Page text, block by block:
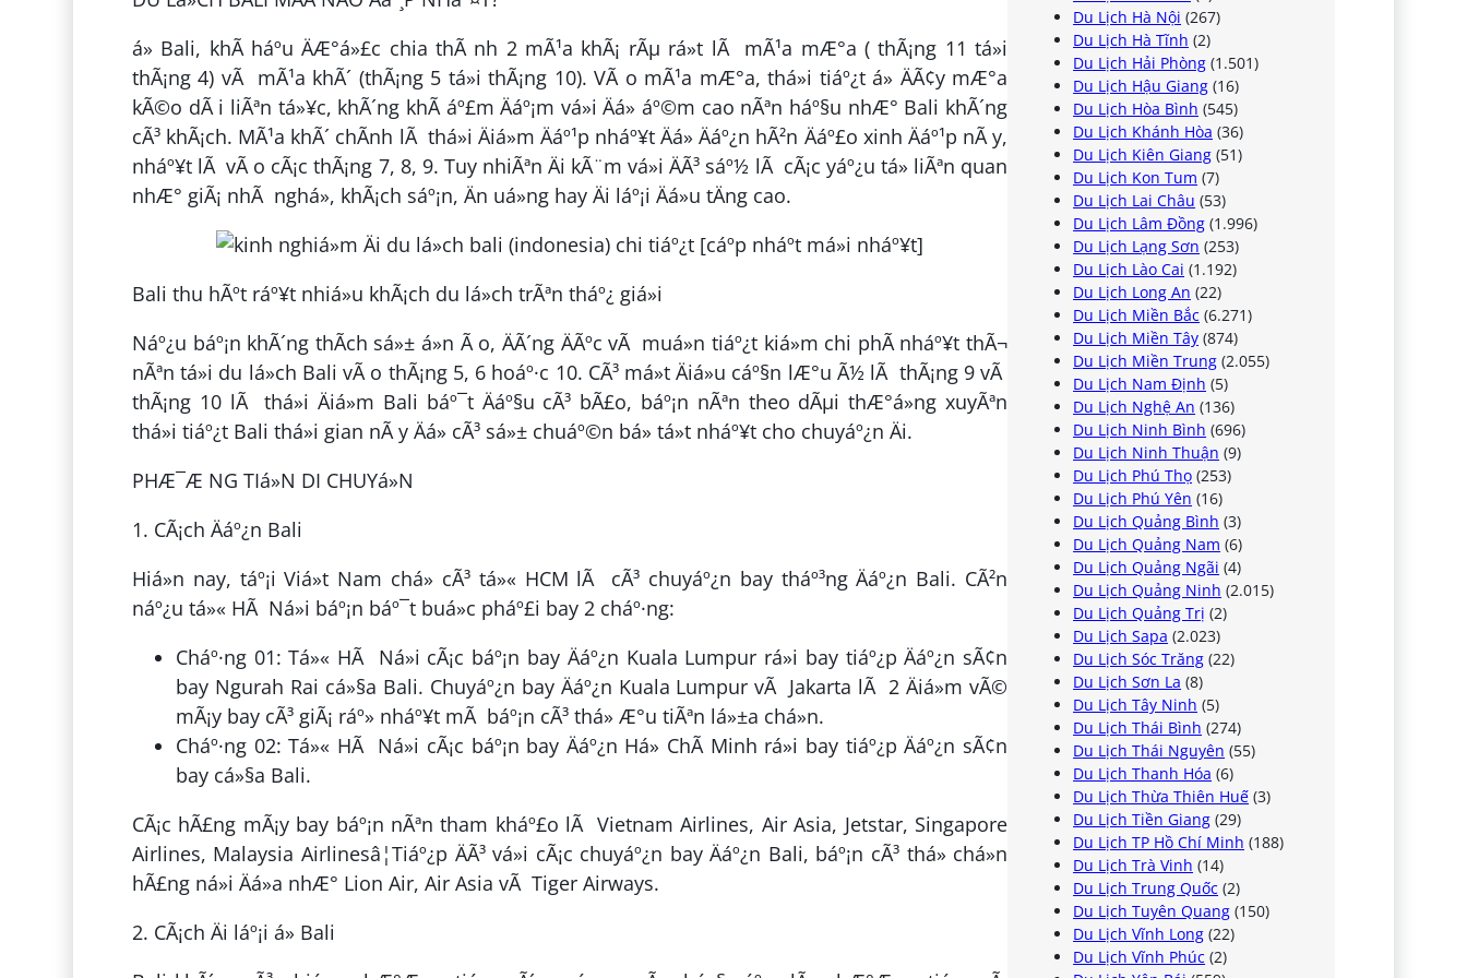
á» Bali, khÃ­ háº­u ÄÆ°á»£c chia thÃ nh 2 mÃ¹a khÃ¡ rÃµ rá»t lÃ mÃ¹a mÆ°a ( thÃ¡ng 11 tá»i
thÃ¡ng 4) vÃ mÃ¹a khÃ´ (thÃ¡ng 5 tá»i thÃ¡ng 10). VÃ o mÃ¹a mÆ°a, thá»i tiáº¿t á» ÄÃ¢y mÆ°a
kÃ©o dÃ i liÃªn tá»¥c, khÃ´ng khÃ­ áº£m Äáº¡m vá»i Äá» áº©m cao nÃªn háº§u nhÆ° Bali khÃ´ng
cÃ³ khÃ¡ch. MÃ¹a khÃ´ chÃ­nh lÃ thá»i Äiá»m Äáº¹p nháº¥t Äá» Äáº¿n hÃ²n Äáº£o xinh Äáº¹p nÃ y,
nháº¥t lÃ vÃ o cÃ¡c thÃ¡ng 7, 8, 9. Tuy nhiÃªn Äi kÃ¨m vá»i ÄÃ³ sáº½ lÃ cÃ¡c yáº¿u tá» liÃªn quan
nhÆ° giÃ¡ nhÃ nghá», khÃ¡ch sáº¡n, Än uá»ng hay Äi láº¡i Äá»u tÄng cao.
Bali thu hÃºt ráº¥t nhiá»u khÃ¡ch du lá»ch trÃªn tháº¿ giá»i
Náº¿u báº¡n khÃ´ng thÃ­ch sá»± á»n Ã o, ÄÃ´ng ÄÃºc vÃ muá»n tiáº¿t kiá»m chi phÃ­ nháº¥t thÃ¬
nÃªn tá»i du lá»ch Bali vÃ o thÃ¡ng 5, 6 hoáº·c 10. CÃ³ má»t Äiá»u cáº§n lÆ°u Ã½ lÃ thÃ¡ng 9 vÃ
thÃ¡ng 10 lÃ thá»i Äiá»m Bali báº¯t Äáº§u cÃ³ bÃ£o, báº¡n nÃªn theo dÃµi thÆ°á»ng xuyÃªn
thá»i tiáº¿t Bali thá»i gian nÃ y Äá» cÃ³ sá»± chuáº©n bá» tá»t nháº¥t cho chuyáº¿n Äi.
PHÆ¯Æ NG TIá»N DI CHUYá»N
1. CÃ¡ch Äáº¿n Bali
Hiá»n nay, táº¡i Viá»t Nam chá» cÃ³ tá»« HCM lÃ cÃ³ chuyáº¿n bay tháº³ng Äáº¿n Bali. CÃ²n
náº¿u tá»« HÃ Ná»i báº¡n báº¯t buá»c pháº£i bay 2 cháº·ng:
Cháº·ng 01: Tá»« HÃ Ná»i cÃ¡c báº¡n bay Äáº¿n Kuala Lumpur rá»i bay tiáº¿p Äáº¿n sÃ¢n
bay Ngurah Rai cá»§a Bali. Chuyáº¿n bay Äáº¿n Kuala Lumpur vÃ Jakarta lÃ 2 Äiá»m vÃ©
mÃ¡y bay cÃ³ giÃ¡ ráº» nháº¥t mÃ báº¡n cÃ³ thá» Æ°u tiÃªn lá»±a chá»n.
Cháº·ng 02: Tá»« HÃ Ná»i cÃ¡c báº¡n bay Äáº¿n Há» ChÃ­ Minh rá»i bay tiáº¿p Äáº¿n sÃ¢n
bay cá»§a Bali.
CÃ¡c hÃ£ng mÃ¡y bay báº¡n nÃªn tham kháº£o lÃ Vietnam Airlines, Air Asia, Jetstar, Singapore
Airlines, Malaysia Airlinesâ¦Tiáº¿p ÄÃ³ vá»i cÃ¡c chuyáº¿n bay Äáº¿n Bali, báº¡n cÃ³ thá» chá»n
hÃ£ng ná»i Äá»a nhÆ° Lion Air, Air Asia vÃ Tiger Airways.
2. CÃ¡ch Äi láº¡i á» Bali
Du Lịch Hà Nội (267)
Du Lịch Hà Tĩnh (2)
Du Lịch Hải Phòng (1.501)
Du Lịch Hậu Giang (16)
Du Lịch Hòa Bình (545)
Du Lịch Khánh Hòa (36)
Du Lịch Kiên Giang (51)
Du Lịch Kon Tum (7)
Du Lịch Lai Châu (53)
Du Lịch Lâm Đồng (1.996)
Du Lịch Lạng Sơn (253)
Du Lịch Lào Cai (1.192)
Du Lịch Long An (22)
Du Lịch Miền Bắc (6.271)
Du Lịch Miền Tây (874)
Du Lịch Miền Trung (2.055)
Du Lịch Nam Định (5)
Du Lịch Nghệ An (136)
Du Lịch Ninh Bình (696)
Du Lịch Ninh Thuận (9)
Du Lịch Phú Thọ (253)
Du Lịch Phú Yên (16)
Du Lịch Quảng Bình (3)
Du Lịch Quảng Nam (6)
Du Lịch Quảng Ngãi (4)
Du Lịch Quảng Ninh (2.015)
Du Lịch Quảng Trị (2)
Du Lịch Sapa (2.023)
Du Lịch Sóc Trăng (22)
Du Lịch Sơn La (8)
Du Lịch Tây Ninh (5)
Du Lịch Thái Bình (274)
Du Lịch Thái Nguyên (55)
Du Lịch Thanh Hóa (6)
Du Lịch Thừa Thiên Huế (3)
Du Lịch Tiền Giang (29)
Du Lịch TP Hồ Chí Minh (188)
Du Lịch Trà Vinh (14)
Du Lịch Trung Quốc (2)
Du Lịch Tuyên Quang (150)
Du Lịch Vĩnh Long (22)
Du Lịch Vĩnh Phúc (2)